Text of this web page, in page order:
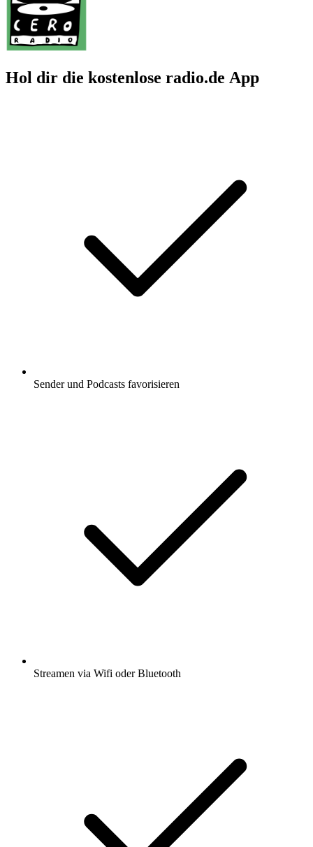
Hol dir die kostenlose radio.de App
Sender und Podcasts favorisieren
Streamen via Wifi oder Bluetooth